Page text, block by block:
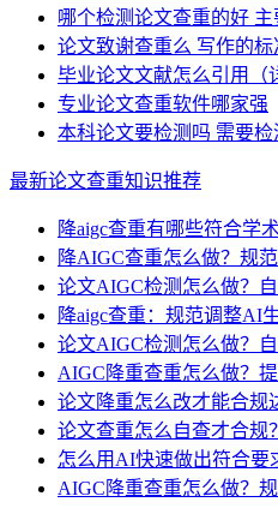
哪个检测论文查重的好 主
论文致谢查重么 写作的标
毕业论文文献怎么引用（
专业论文查重软件哪家强
本科论文要检测吗 需要
最新论文查重知识推荐
降aigc查重有哪些符合学
降AIGC查重怎么做？规
论文AIGC检测怎么做？
降aigc查重：规范调整AI
论文AIGC检测怎么做？
AIGC降重查重怎么做？
论文降重怎么改才能合规
论文查重怎么自查才合规
怎么用AI快速做出符合要
AIGC降重查重怎么做？